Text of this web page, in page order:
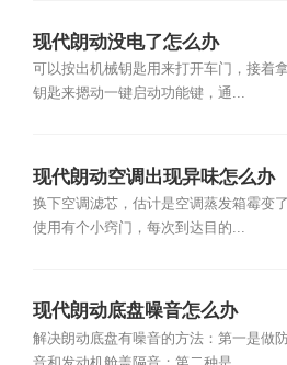
现代朗动没电了怎么办
可以按出机械钥匙用来打开车门，接着
钥匙来摁动一键启动功能键，通...
现代朗动空调出现异味怎么办
换下空调滤芯，估计是空调蒸发箱霉变
使用有个小窍门，每次到达目的...
现代朗动底盘噪音怎么办
解决朗动底盘有噪音的方法：第一是做